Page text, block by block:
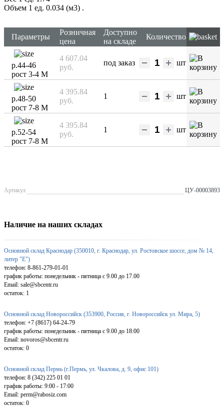
Объем 1 ед. 0.034 (м3) .
Параметры
Розничная
цена
Доступно
на складе
Количество
р.44-46
рост 3-4 М
4 607.04
руб.
под заказ шт
р.48-50
рост 7-8 М
4 395.84
руб.
1 шт
р.52-54
рост 7-8 М
4 395.84
руб.
1 шт
Артикул ЦУ-00003893
Наличие на наших складах
Основной склад Краснодар (350010, г. Краснодар, ул. Ростовское шоссе, дом № 14,
литер "Е")
телефон: 8-861-279-01-01
график работы: понедельник - пятница с 9.00 до 17.00
Email: sale@sbcentr.ru
остаток: 1
Основной склад Новороссийск (353900, Россия, г. Новороссийск ул. Мира, 5)
телефон: +7 (8617) 64-24-79
график работы: понедельник - пятница с 9.00 до 18:00
Email: novoros@sbcentr.ru
остаток: 0
Основной склад Пермь (г.Пермь, ул. Чкалова, д. 9, офис 101)
телефон: 8 (342) 225 01 01
график работы: 9:00 - 17:00
Email: perm@rabosiz.com
остаток: 0